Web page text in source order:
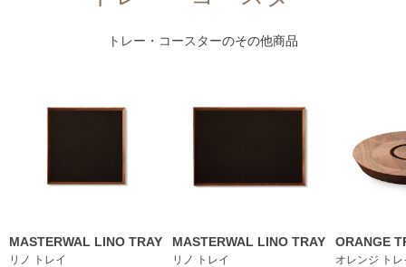
トレー・コースターのその他商品
MASTERWAL LINO TRAY
リノ トレイ
MASTERWAL LINO TRAY
リノ トレイ
ORANGE
オレンジ トレ